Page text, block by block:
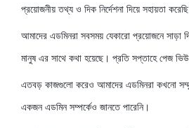
প্রয়োজনীয় তথ্য ও দিক নির্দেশনা দিয়ে সহায়তা
আমাদের এডমিনরা সবসময় যেকারো প্রয়োজনে সাড়া
মানুষ এর সাথে কথা হয়েছে। প্রতি সপ্তাহে পেজ
এতবড় কাজগুলো করেও আমাদের এডমিনরা কখনো
একজন এডমিন সম্পর্কেও জানতে পারেনি।